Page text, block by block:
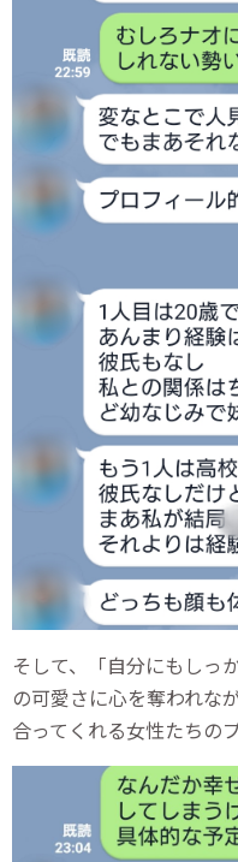
そして、「自分にもしっ
の可愛さに心を奪われな
合ってくれる女性たちの